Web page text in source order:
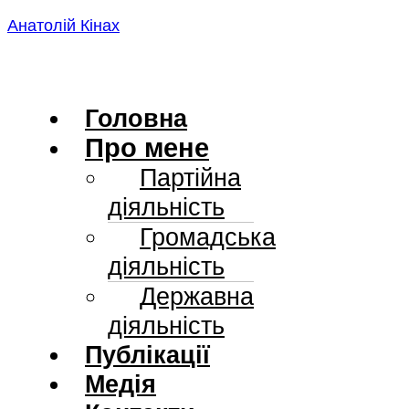
Skip
Анатолій Кінах
Головна
Про мене
Партійна
діяльність
Громадська
діяльність
Державна
діяльність
Публікації
Медія